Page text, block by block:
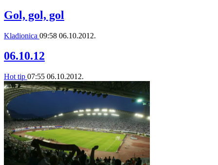
Gol, gol, gol
Kladionica 09:58 06.10.2012.
06.10.12
Hot tip 07:55 06.10.2012.